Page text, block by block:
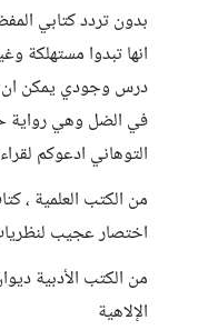
بدون تردد كتابي
انها تبدوا مستهلكة
درس وجودي يمكن ان
في الضل وهي رواية
التوهاني ادعوكم
من الكتب العلمية ،
اختصار عجيب
من الكتب الأدبية
الإلاهية